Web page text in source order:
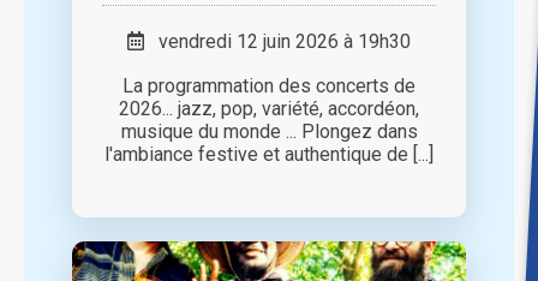
vendredi 12 juin 2026 à 19h30
La programmation des concerts de
2026... jazz, pop, variété, accordéon,
musique du monde ... Plongez dans
l'ambiance festive et authentique de [...]